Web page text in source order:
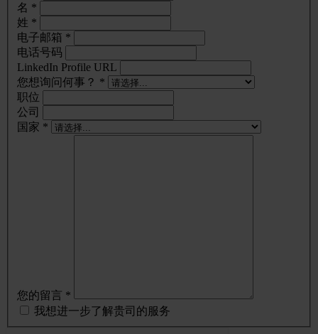
名 *
姓 *
电子邮箱 *
电话号码
LinkedIn Profile URL
您想询问何事？ *
职位
公司
国家 *
您的留言 *
我想进一步了解贵司的服务